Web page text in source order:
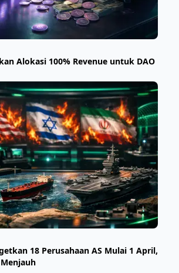
Alokasi 100% Revenue untuk DAO
18 Perusahaan AS Mulai 1 April,